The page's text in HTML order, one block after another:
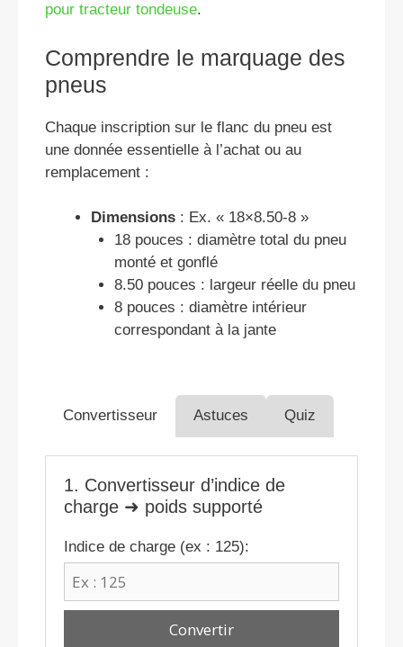
pour tracteur tondeuse.
Comprendre le marquage des
pneus
Chaque inscription sur le flanc du pneu est
une donnée essentielle à l’achat ou au
remplacement :
Dimensions : Ex. « 18×8.50-8 »
18 pouces : diamètre total du pneu
monté et gonflé
8.50 pouces : largeur réelle du pneu
8 pouces : diamètre intérieur
correspondant à la jante
Convertisseur Astuces Quiz
1. Convertisseur d’indice de
charge ➜ poids supporté
Indice de charge (ex : 125):
Convertir